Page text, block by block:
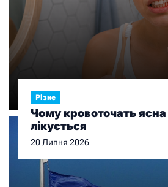
Різне
Чому кровоточать ясна
лікується
20 Липня 2026